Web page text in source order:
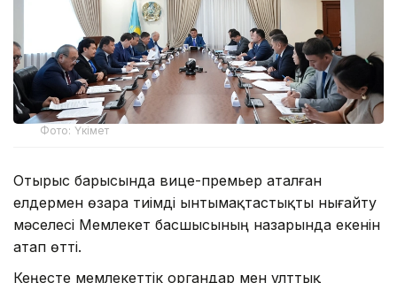
Фото: Үкімет
Отырыс барысында вице-премьер аталған
елдермен өзара тиімді ынтымақтастықты нығайту
мәселесі Мемлекет басшысының назарында екенін
атап өтті.
Кеңесте мемлекеттік органдар мен ұлттық